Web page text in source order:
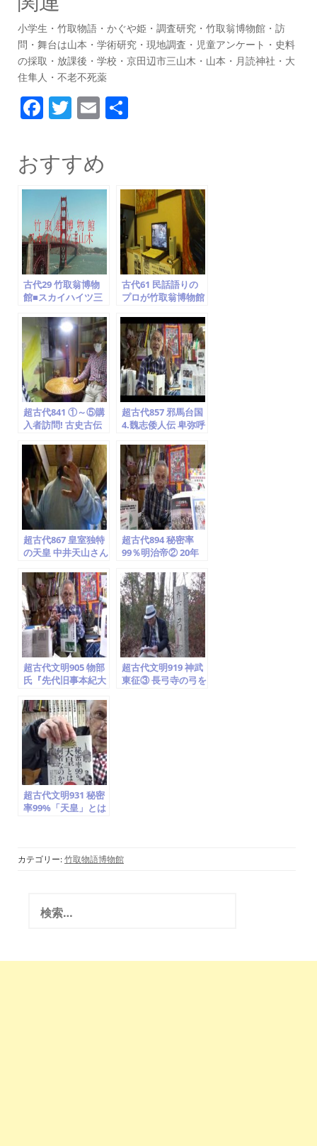
小学生・竹取物語・かぐや姫・調査研究・竹取翁博物館・訪
問・舞台は山本・学術研究・現地調査・児童アンケート・史料
の採取・放課後・学校・京田辺市三山木・山本・月読神社・大
住隼人・不老不死薬
F
c
e
b
o
o
k
T
itt
er
E
ai
l
おすすめ
古代29 竹取翁博物
館■スカイハイツ三
古代61 民話語りの
プロが竹取翁博物館
ト空海説
超古代841 ①～⑤購
入者訪問! 古史古伝
⑤P44～45(参照)原
始キリスト教(阿刀
氏)隠れ寺(世直しTV
竹取翁 国際かぐや姫
学会)2020.5.26
超古代857 邪馬台国
4.魏志倭人伝 卑弥呼
(祭祀者)「徳之島の
面縄」ムー山 入墨
海南島と同じ気候 長
寿の村(龍海亀 竹取
翁 国際姫学
会)2020.9.11
超古代867 皇室独特
の天皇 中井天山さん
日本の真実 大変革が
動き出した! 9.11
3.11人工地震・津波
明治文明開化 (龍海
亀 竹取翁 国際姫学
会)20.10.24
超古代894 秘密率
99％明治帝② 20年
支配者たちの洗脳工
作一挙公開! 明治・
昭和の象徴天皇? 坂
の上零x小泉 大室寅
之祐 孝明天皇 伊藤
博文 (龍海亀 竹取翁
かぐや姫学会)
超古代文明905 物部
氏『先代旧事本紀大
櫂峰に石船神社に降
臨「日本ヤマト登
美」椿井文書・エブ
リモロー ホツマ・カ
タカムナ (龍海亀 国
際姫学会)2020.12.22
超古代文明919 神武
東征③ 長弓寺の弓を
超古代文明931 秘密
率99%「天皇」とは
台国の勝氏(龍海亀
カテゴリー:竹取物語博物館